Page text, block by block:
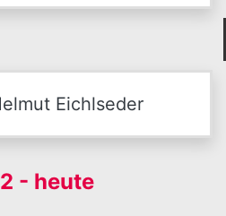
Eichlseder
- heute